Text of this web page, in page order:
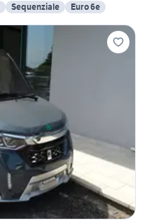
Sequenziale Euro 6e